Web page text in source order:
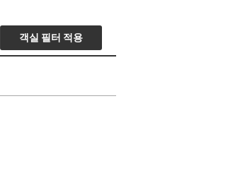
객실 필터 적용